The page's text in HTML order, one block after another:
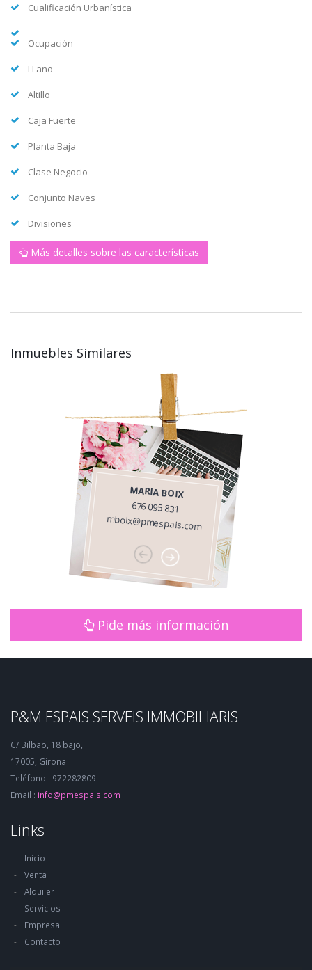
Cualificación Urbanística
Ocupación
LLano
Altillo
Caja Fuerte
Planta Baja
Clase Negocio
Conjunto Naves
Divisiones
Más detalles sobre las características
Inmuebles Similares
MARIA BOIX
676 095 831
mboix@pmespais.com
Pide más información
P&M ESPAIS SERVEIS IMMOBILIARIS
C/ Bilbao, 18 bajo,
17005, Girona
Teléfono : 972282809
Email : info@pmespais.com
Links
Inicio
Venta
Alquiler
Servicios
Empresa
Contacto